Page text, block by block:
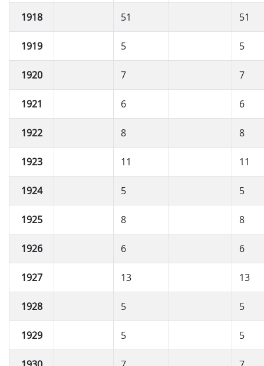
1918 51 51
1919 5 5
1920 7 7
1921 6 6
1922 8 8
1923 11 11
1924 5 5
1925 8 8
1926 6 6
1927 13 13
1928 5 5
1929 5 5